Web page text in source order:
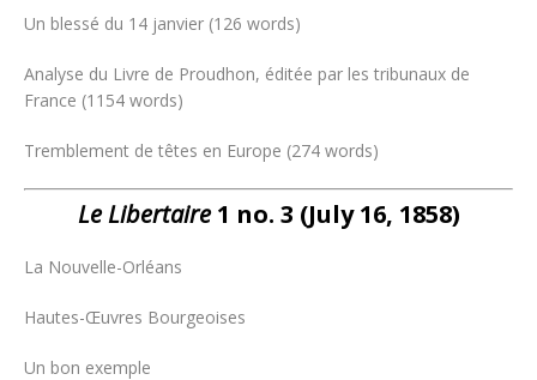
Un blessé du 14 janvier (126 words)
Analyse du Livre de Proudhon, éditée par les tribunaux de
France (1154 words)
Tremblement de têtes en Europe (274 words)
Le Libertaire1 no. 3 (July 16, 1858)
La Nouvelle-Orléans
Hautes-Œuvres Bourgeoises
Un bon exemple